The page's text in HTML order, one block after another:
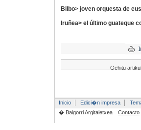
Bilbo> joven orquesta de
Iruñea> el último guateque
Gehitu
Inicio Edici�n impresa
� Baigorri Argitaletxea
Contacto